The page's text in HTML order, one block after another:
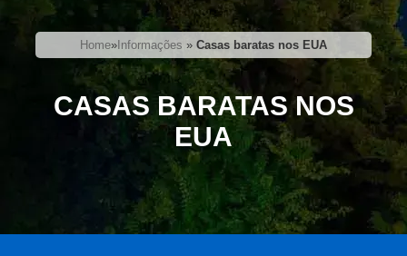
Home» Informações » Casas baratas nos EUA
CASAS BARATAS NOS
EUA